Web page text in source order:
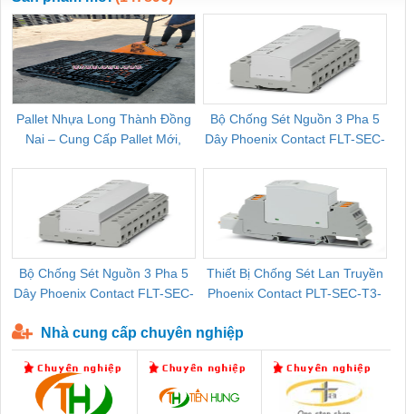
Pallet Nhựa Long Thành Đồng
Nai – Cung Cấp Pallet Mới,
Bộ Chống Sét Nguồn 3 Pha 5
Dây Phoenix Contact FLT-SEC-
Bộ Chống Sét Nguồn 3 Pha 5
Dây Phoenix Contact FLT-SEC-
Thiết Bị Chống Sét Lan Truyền
Phoenix Contact PLT-SEC-T3-
Nhà cung cấp chuyên nghiệp